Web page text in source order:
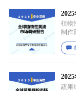
植物
制作
油
榈油
用香
味。
蔬果